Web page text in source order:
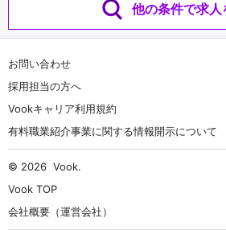
他の条件で求人
お問い合わせ
採用担当の方へ
Vookキャリア利用規約
有料職業紹介事業に関する情報開示について
© 2026 Vook.
Vook TOP
会社概要（運営会社）